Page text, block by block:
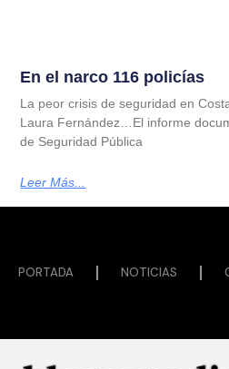
En el narco 116 policías
La peor crisis de seguridad en
Laura Fernández…El informe
de Seguridad Pública
Leer Más...
PORTADA NOTICIAS